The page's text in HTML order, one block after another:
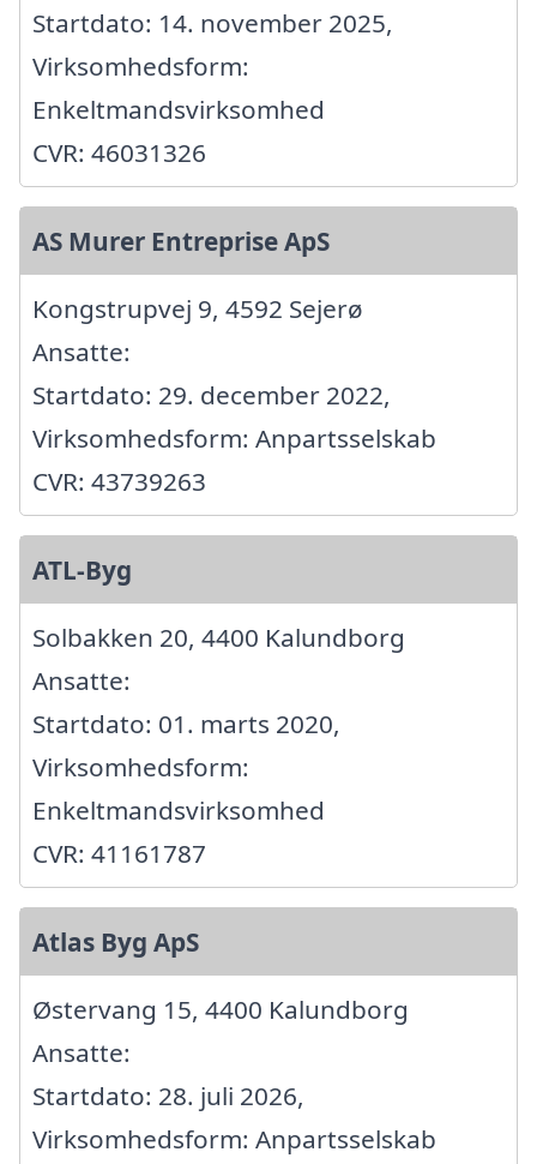
Startdato: 14. november 2025,
Virksomhedsform:
Enkeltmandsvirksomhed
CVR: 46031326
AS Murer Entreprise ApS
Kongstrupvej 9, 4592 Sejerø
Ansatte:
Startdato: 29. december 2022,
Virksomhedsform: Anpartsselskab
CVR: 43739263
ATL-Byg
Solbakken 20, 4400 Kalundborg
Ansatte:
Startdato: 01. marts 2020,
Virksomhedsform:
Enkeltmandsvirksomhed
CVR: 41161787
Atlas Byg ApS
Østervang 15, 4400 Kalundborg
Ansatte:
Startdato: 28. juli 2026,
Virksomhedsform: Anpartsselskab